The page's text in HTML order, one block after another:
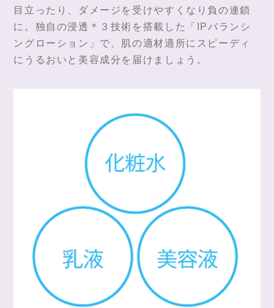
目立ったり、ダメージを受けやすくなり負の連鎖
に。独自の浸透＊３技術を搭載した「IPバランシ
ングローション」で、肌の適材適所にスピーディ
にうるおいと美容成分を届けましょう。